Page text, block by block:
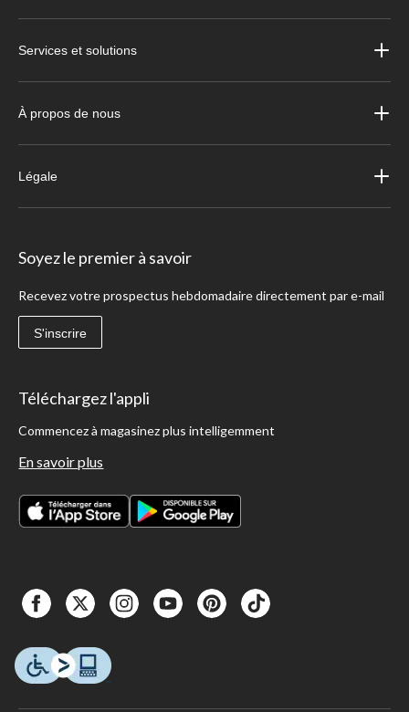
Services et solutions
À propos de nous
Légale
Soyez le premier à savoir
Recevez votre prospectus hebdomadaire directement par e-mail
S'inscrire
Téléchargez l'appli
Commencez à magasinez plus intelligemment
En savoir plus